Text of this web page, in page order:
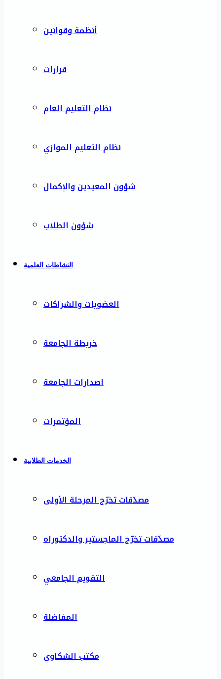
أنظمة وقوانين
قرارات
نظام التعليم العام
نظام التعليم الموازي
شؤون المعيدين والإكمال
شؤون الطلاب
النشاطات العلمية
العضويات والشراكات
خريطة الجامعة
اصدارات الجامعة
المؤتمرات
الخدمات الطلابية
مصدّقات تخرّج المرحلة الأولى
مصدّقات تخرّج الماجستير والدكتوراه
التقويم الجامعي
المفاضلة
مكتب الشكاوى